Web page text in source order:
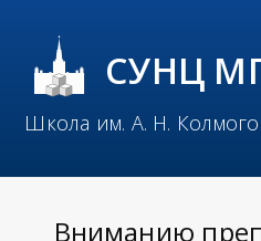
СУНЦ
Школа им. А. Н.
Вниманию